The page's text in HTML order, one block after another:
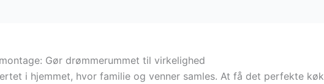
Gør drømmerummet til virkelighed
i hjemmet, hvor familie og venner samles. At få det perfekte